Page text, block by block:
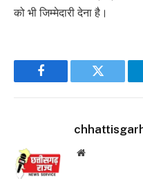
को भी जिम्मेदारी देना है।
Facebook Twitter
Website